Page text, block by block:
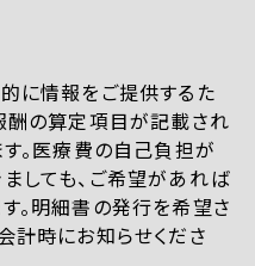
に情報をご提供するた
酬の算定項目が記載され
。医療費の自己負担が
しても、ご希望があれば
。明細書の発行を希望さ
計時にお知らせくださ